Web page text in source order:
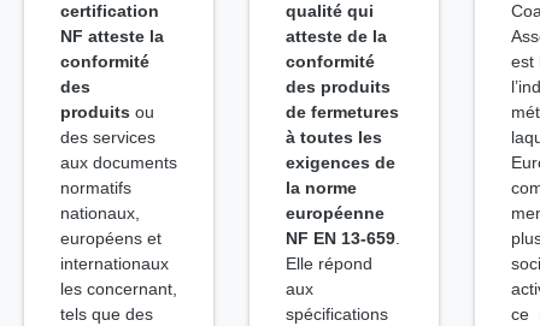
certification
NF atteste la
conformité
des
produits ou
des services
aux documents
normatifs
nationaux,
européens et
internationaux
les concernant,
tels que des
qualité qui
atteste de la
conformité
des produits
de fermetures
à toutes les
exigences de
la norme
européenne
NF EN 13-659.
Elle répond
aux
spécifications
est
ce